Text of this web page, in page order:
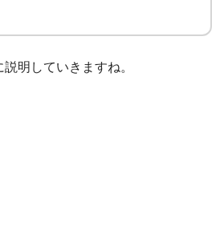
明していきますね。